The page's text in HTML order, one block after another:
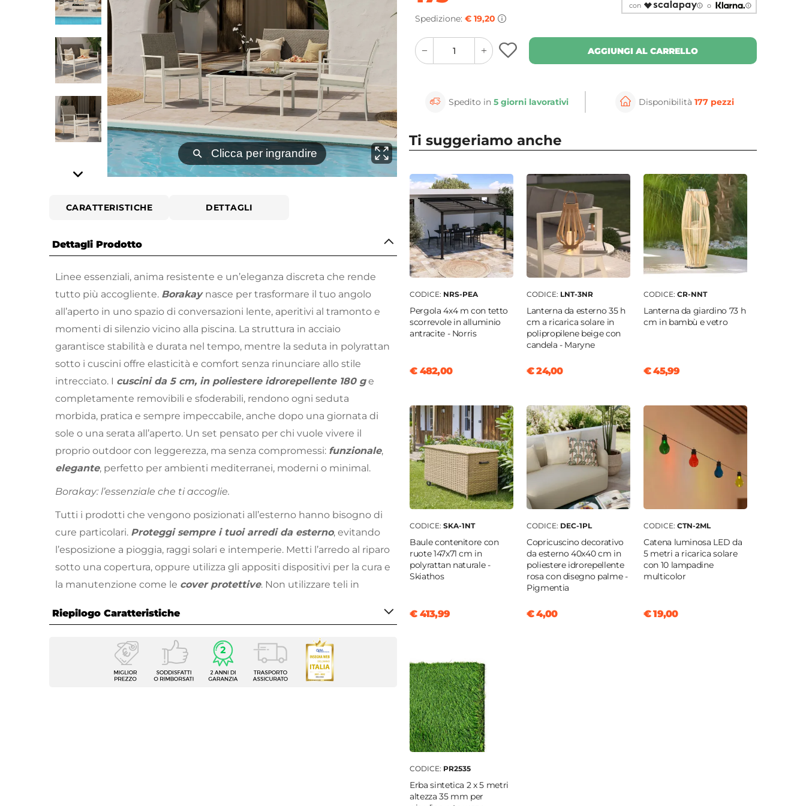
⚲ Clicca per ingrandire ⚲ Clicca per ingrandire
CARATTERISTICHE DETTAGLI
Dettagli Prodotto
Linee essenziali, anima resistente e un’eleganza discreta che rende
tutto più accogliente. Borakay nasce per trasformare il tuo angolo
all’aperto in uno spazio di conversazioni lente, aperitivi al tramonto e
momenti di silenzio vicino alla piscina. La struttura in acciaio
garantisce stabilità e durata nel tempo, mentre la seduta in polyrattan
sotto i cuscini offre elasticità e comfort senza rinunciare allo stile
intrecciato. I cuscini da 5 cm, in poliestere idrorepellente 180 ge
completamente removibili e sfoderabili, rendono ogni seduta
morbida, pratica e sempre impeccabile, anche dopo una giornata di
sole o una serata all’aperto. Un set pensato per chi vuole vivere il
proprio outdoor con leggerezza, ma senza compromessi: funzionale,
elegante, perfetto per ambienti mediterranei, moderni o minimal.
Borakay: l’essenziale che ti accoglie.
Tutti i prodotti che vengono posizionati all’esterno hanno bisogno di
cure particolari. Proteggi sempre i tuoi arredi da esterno, evitando
l’esposizione a pioggia, raggi solari e intemperie. Metti l’arredo al riparo
sotto una copertura, oppure utilizza gli appositi dispositivi per la cura e
la manutenzione come le cover protettive. Non utilizzare teli in
l’arredo. È raccomandato, inoltre, non utilizzare prodotti chimici
Riepilogo Caratteristiche
Caratteristiche Generali
Set Relax
Numero Elementi
4 elementi
Spedizione: € 19,20
con
o
quantity
button
quantity
minus
button
AGGIUNGI AL CARRELLO
Spedito in5 giorni lavorativi Disponibilità 177 pezzi
Ti suggeriamo anche
CODICE: NRS-PEA
Pergola 4x4 m con tetto
scorrevole in alluminio
antracite - Norris
€ 482,00
CODICE: LNT-3NR
Lanterna da esterno 35 h
cm a ricarica solare in
polipropilene beige con
candela - Maryne
€ 24,00
CODICE: CR-NNT
Lanterna da giardino 73 h
cm in bambù e vetro
€ 45,99
CODICE: SKA-1NT
Baule contenitore con
ruote 147x71 cm in
polyrattan naturale -
Skiathos
€ 413,99
CODICE: DEC-1PL
Copricuscino decorativo
da esterno 40x40 cm in
poliestere idrorepellente
rosa con disegno palme -
Pigmentia
€ 4,00
CODICE: CTN-2ML
Catena luminosa LED da
5 metri a ricarica solare
con 10 lampadine
multicolor
€ 19,00
CODICE: PR2535
Erba sintetica 2 x 5 metri
altezza 35 mm per